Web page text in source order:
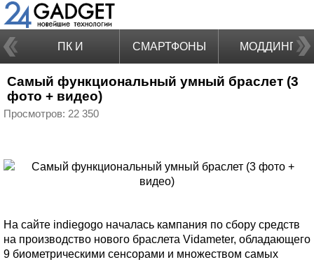
ПК И
НОУТБУКИ
СМАРТФОНЫ МОДДИНГ
Самый функциональный умный браслет (3
фото + видео)
Просмотров: 22 350
На сайте indiegogo началась кампания по сбору средств
на производство нового браслета Vidameter, обладающего
9 биометрическими сенсорами и множеством самых